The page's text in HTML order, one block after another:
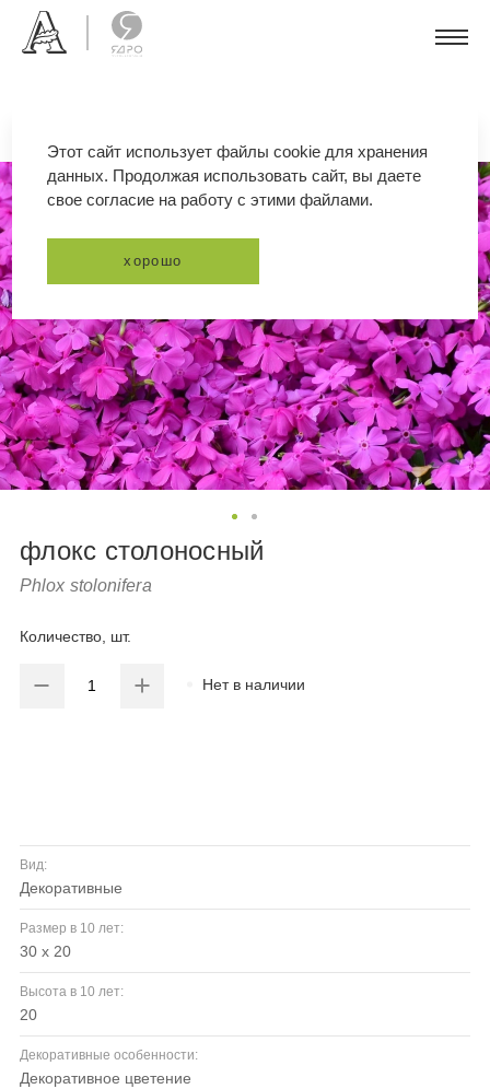
флокс столоносный
Phlox stolonifera
Количество, шт.
Нет в наличии
Вид:
декоративные
Размер в 10 лет:
30 х 20
Высота в 10 лет:
20
Декоративные особенности:
декоративное цветение
Этот сайт использует файлы cookie для хранения
данных. Продолжая использовать сайт, вы даете
свое согласие на работу с этими файлами.
хорошо